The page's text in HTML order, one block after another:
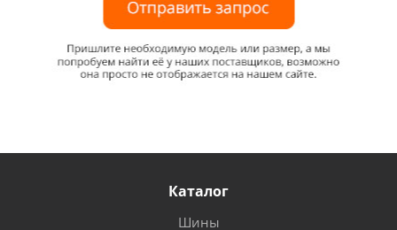
Каталог
Шины